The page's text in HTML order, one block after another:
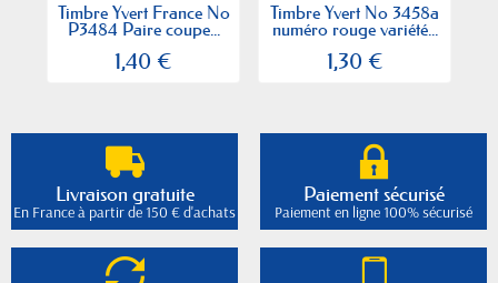
Timbre Yvert France No
P3484 Paire coupe...
1,40 €
Timbre Yvert No 3458a
numéro rouge variété...
1,30 €
Livraison gratuite
En France à partir de 150 € d'achats
Paiement sécurisé
Paiement en ligne 100% sécurisé